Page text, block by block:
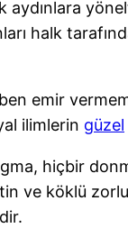
halk
emir
ilimlerin güzel
hiçbir
ve köklü